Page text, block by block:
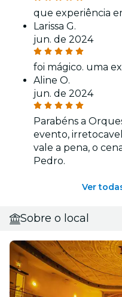
que experiência
Larissa G.
jun. de 2024
foi mágico. uma
Aline O.
jun. de 2024
Parabéns a
evento,
vale a pena, o
Pedro.
Ver
Sobre o local